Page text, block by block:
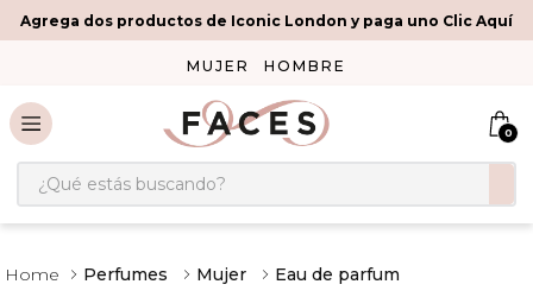
Agrega dos productos de Iconic London y paga uno Clic Aquí
MUJER HOMBRE
0
¿Qué estás buscando?
Perfumes Mujer Eau de parfum